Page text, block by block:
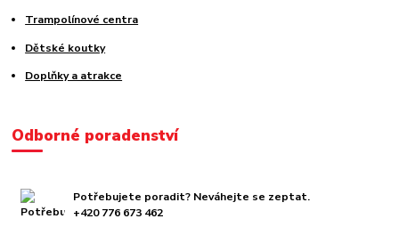
Trampolínové centra
Dětské koutky
Doplňky a atrakce
Odborné poradenství
Potřebujete poradit? Neváhejte se zeptat.
+420 776 673 462